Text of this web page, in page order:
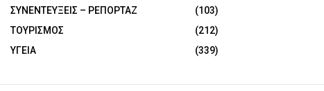
ΣΥΝΕΝΤΕΥΞΕΙΣ – ΡΕΠΟΡΤΑΖ
(103)
ΤΟΥΡΙΣΜΟΣ
(212)
ΥΓΕΙΑ
(339)